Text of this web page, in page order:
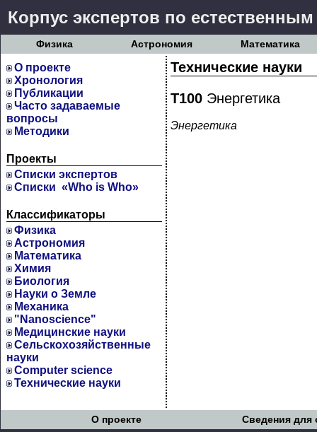
Корпус экспертов по
Физика Астрономия Математика
О проекте
Хронология
Публикации
Часто задаваемые
вопросы
Методики
Проекты
Cписки экспертов
Списки «Who is Who»
Классификаторы
Физика
Астрономия
Математика
Химия
Биология
Науки о Земле
Механика
"Nanoscience"
Медицинские науки
Сельскохозяйственные
науки
Computer science
Технические науки
Технические науки
Т100 Энергетика
Энергетика
О проекте Сведения для